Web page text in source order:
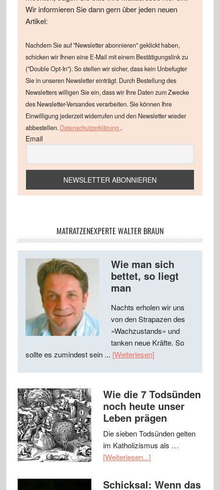
Wir informieren Sie dann gern über jeden neuen
Artikel:
Nachdem Sie auf "Newsletter abonnieren" geklickt haben,
schicken wir Ihnen eine E-Mail mit einem Bestätigungslink zu
("Double Opt-In"). So stellen wir sicher, dass kein Unbefugter
Sie in unseren Newsletter einträgt. Durch Bestellung des
Newsletters willigen Sie ein, dass wir Ihre Daten zum Zwecke
des Newsletter-Versandes verarbeiten. Sie können Ihre
Einwilligung jederzeit widerrufen und den Newsletter wieder
abbestellen. Datenschutzerklärung .
Email
MATRATZENEXPERTE WALTER BRAUN
Wie man sich
bettet, so liegt
man
Nachts erholen wir uns
von den Strapazen des
»Wachzustands« und
tanken neue Kräfte. So
sollte es zumindest sein ... [Weiterlesen]
Wie die 7 Todsünden
noch heute unser
Leben prägen
Die sieben Todsünden gelten
im Katholizismus als …
[Weiterlesen...]
Schicksal: Wenn das